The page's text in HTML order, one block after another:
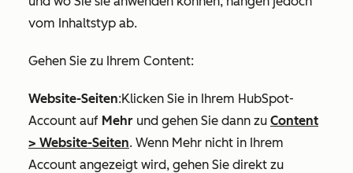
vom Inhaltstyp ab.
Gehen Sie zu Ihrem Content:
Website-Seiten:Klicken Sie in Ihrem HubSpot-
Account auf Mehr und gehen Sie dann zu Content
> Website-Seiten. Wenn Mehr nicht in Ihrem
Account angezeigt wird, gehen Sie direkt zu